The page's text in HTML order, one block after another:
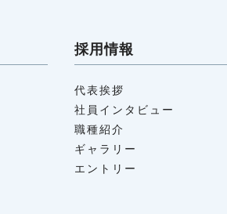
採用情報
代表挨拶
社員インタビュー
職種紹介
ギャラリー
エントリー